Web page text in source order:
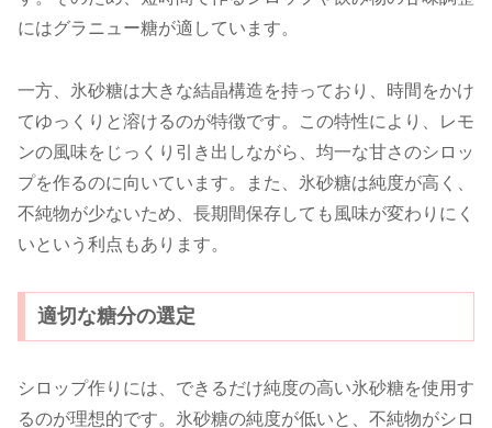
にはグラニュー糖が適しています。
一方、氷砂糖は大きな結晶構造を持っており、時間をかけ
てゆっくりと溶けるのが特徴です。この特性により、レモ
ンの風味をじっくり引き出しながら、均一な甘さのシロッ
プを作るのに向いています。また、氷砂糖は純度が高く、
不純物が少ないため、長期間保存しても風味が変わりにく
いという利点もあります。
適切な糖分の選定
シロップ作りには、できるだけ純度の高い氷砂糖を使用す
るのが理想的です。氷砂糖の純度が低いと、不純物がシロ